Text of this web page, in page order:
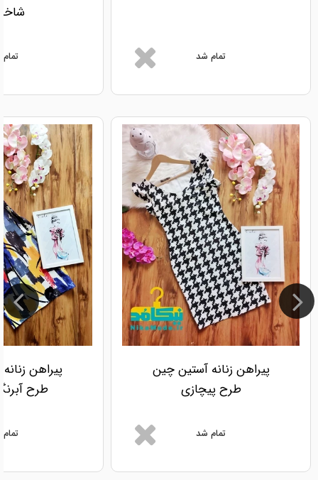
تمام شد
پیراهن زنانه آستین چین
طرح پیچازی
تمام شد
پیراهن
طرح